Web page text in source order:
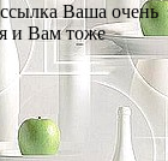
Ваша очень
и Вам тоже